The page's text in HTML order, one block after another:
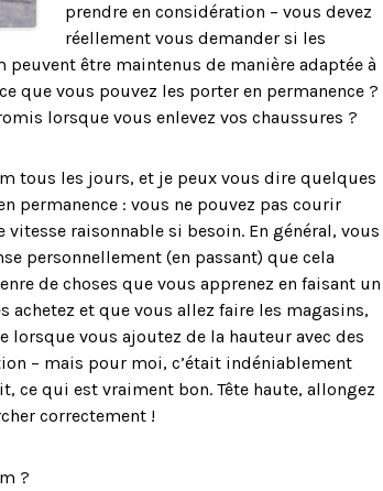
prendre en considération – vous devez
réellement vous demander si les
être maintenus de manière adaptée à
que vous pouvez les porter en permanence ?
lorsque vous enlevez vos chaussures ?
tous les jours, et je peux vous dire quelques
permanence : vous ne pouvez pas courir
raisonnable si besoin. En général, vous
personnellement (en passant) que cela
de choses que vous apprenez en faisant un
achetez et que vous allez faire les magasins,
lorsque vous ajoutez de la hauteur avec des
– mais pour moi, c’était indéniablement
ce qui est vraiment bon. Tête haute, allongez
correctement !
?